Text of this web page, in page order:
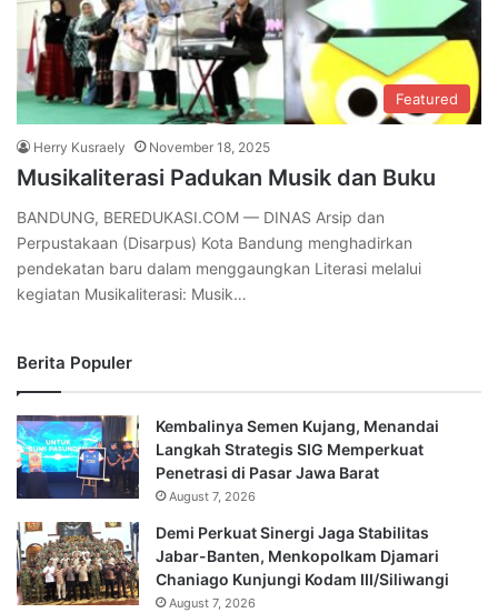
Featured
Herry Kusraely November 18, 2025
Musikaliterasi Padukan Musik dan Buku
BANDUNG, BEREDUKASI.COM — DINAS Arsip dan
Perpustakaan (Disarpus) Kota Bandung menghadirkan
pendekatan baru dalam menggaungkan Literasi melalui
kegiatan Musikaliterasi: Musik…
Berita Populer
Kembalinya Semen Kujang, Menandai
Langkah Strategis SIG Memperkuat
Penetrasi di Pasar Jawa Barat
August 7, 2026
Demi Perkuat Sinergi Jaga Stabilitas
Jabar-Banten, Menkopolkam Djamari
Chaniago Kunjungi Kodam III/Siliwangi
August 7, 2026